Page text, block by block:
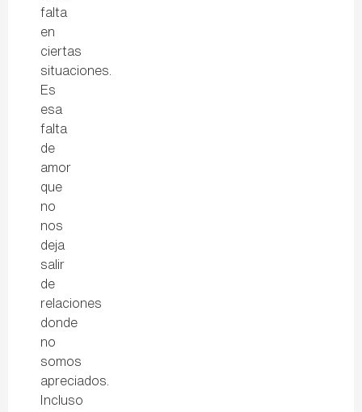
falta
en
ciertas
situaciones.
Es
esa
falta
de
amor
que
no
nos
deja
salir
de
relaciones
donde
no
somos
apreciados.
Incluso